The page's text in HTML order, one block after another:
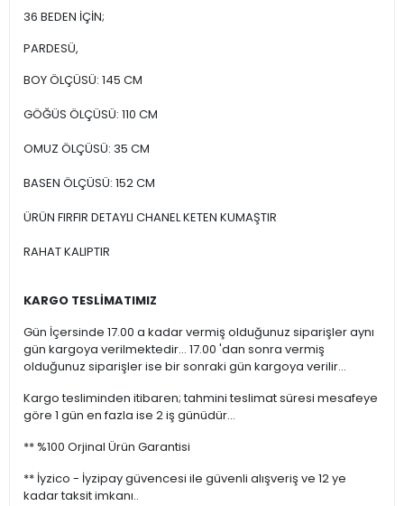
36 BEDEN İÇİN;
PARDESÜ,
BOY ÖLÇÜSÜ: 145 CM
GÖĞÜS ÖLÇÜSÜ: 110 CM
OMUZ ÖLÇÜSÜ: 35 CM
BASEN ÖLÇÜSÜ: 152 CM
ÜRÜN FIRFIR DETAYLI CHANEL KETEN KUMAŞTIR
RAHAT KALIPTIR
KARGO TESLİMATIMIZ
Gün İçersinde 17.00 a kadar vermiş olduğunuz siparişler aynı
gün kargoya verilmektedir... 17.00 'dan sonra vermiş
olduğunuz siparişler ise bir sonraki gün kargoya verilir...
Kargo tesliminden itibaren; tahmini teslimat süresi mesafeye
göre 1 gün en fazla ise 2 iş günüdür...
** %100 Orjinal Ürün Garantisi
** İyzico - İyzipay güvencesi ile güvenli alışveriş ve 12 ye
kadar taksit imkanı..